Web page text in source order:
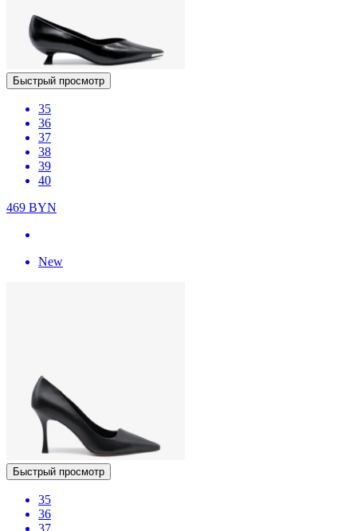
Быстрый просмотр
35
36
37
38
39
40
469 BYN
New
Быстрый просмотр
35
36
37